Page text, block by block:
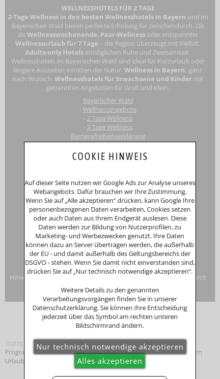
WELLNESSHOTELS FÜR 2 TAGE
2-Tage Wellness in den besten Wellnesshotels in Bayern und im
Bayerischen Wald bieten perfekte Erholung für zwischendurch. Ob
als Wellnesswochenende, Paar-Wellness oder entspannter
Wellnessurlaub für 7 Tage – die Region überzeugt mit Vielfalt.
Adults-only Hotels ermöglichen Ruhe und Zweisamkeit.
Wellnesshotels im Bayerischen Wald sind ideal für Kurzurlaub oder
längere Auszeiten inmitten der Natur.Wellness in Bayern, ganz
nach Wunsch.Wellnesshotels für Erwachsene und Kinder mit
getrennten Angeboten für Groß und Klein.
Bayerischer Wald
-Wellnessangebote
- 2 Tage Wellness
- 3 Tage Wellness
Barrierefreiheitserklärung
Registergericht: Amtsgericht Passau
InhaberinAnna Putz
Niederperlesreut 52
94157 Perlesreut
Tel. 0049 (0)8555/691
Fax: 0049 (0)8555/8856
Internet:www.putzwerbung.de
eMail:info@putzwerbung.de
USt-ID: DE 358297667
St.Nr.: 157/259/80938
Impressum & Datenschutz
Hinweise zur Verbraucherstreitbeilegung: Das Unternehmen nimmt
nicht an Streitbeilegungsverfahren vor einer
Verbraucherschlichtungsstelle teil.
Statistik
Programmierung: © Tourismus MarketingBayerischer Wald, Bayern
Urlaub
COOKIE HINWEIS
Auf dieser Seite nutzen wir Google Ads zur Analyse unseres
Webangebots. Dafür brauchen wir Ihre Zustimmung.
Wenn Sie auf „Alle akzeptieren“ drücken, kann Google Ihre
personenbezogenen Daten verarbeiten, Cookies setzen
oder auch Daten aus Ihrem Endgerät auslesen. Diese
Daten werden zur Bildung von Nutzerprofilen, zu
Marketing- und Werbezwecken genutzt. Ihre Daten
können dazu an Server übertragen werden, die außerhalb
der EU - und damit außerhalb des Geltungsbereichs der
DSGVO - stehen. Wenn Sie damit nicht einverstanden sind,
drücken Sie auf „Nur technisch notwendige akzeptieren“.
Weitere Details zu den genannten
Verarbeitungsvorgängen finden Sie in unserer
Datenschutzerklärung. Sie können Ihre Entscheidung
jederzeit über das Symbol am rechten unteren
Bildschirmrand ändern.